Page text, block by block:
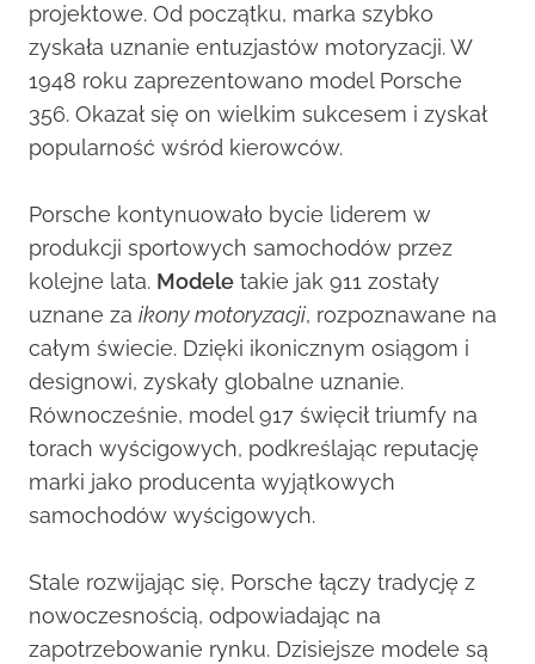
projektowe. Od początku, marka szybko
zyskała uznanie entuzjastów motoryzacji. W
1948 roku zaprezentowano model Porsche
356. Okazał się on wielkim sukcesem i zyskał
popularność wśród kierowców.
Porsche kontynuowało bycie liderem w
produkcji sportowych samochodów przez
kolejne lata. Modele takie jak 911 zostały
uznane za ikony motoryzacji, rozpoznawane na
całym świecie. Dzięki ikonicznym osiągom i
designowi, zyskały globalne uznanie.
Równocześnie, model 917 święcił triumfy na
torach wyścigowych, podkreślając reputację
marki jako producenta wyjątkowych
samochodów wyścigowych.
Stale rozwijając się, Porsche łączy tradycję z
nowoczesnością, odpowiadając na
zapotrzebowanie rynku. Dzisiejsze modele są